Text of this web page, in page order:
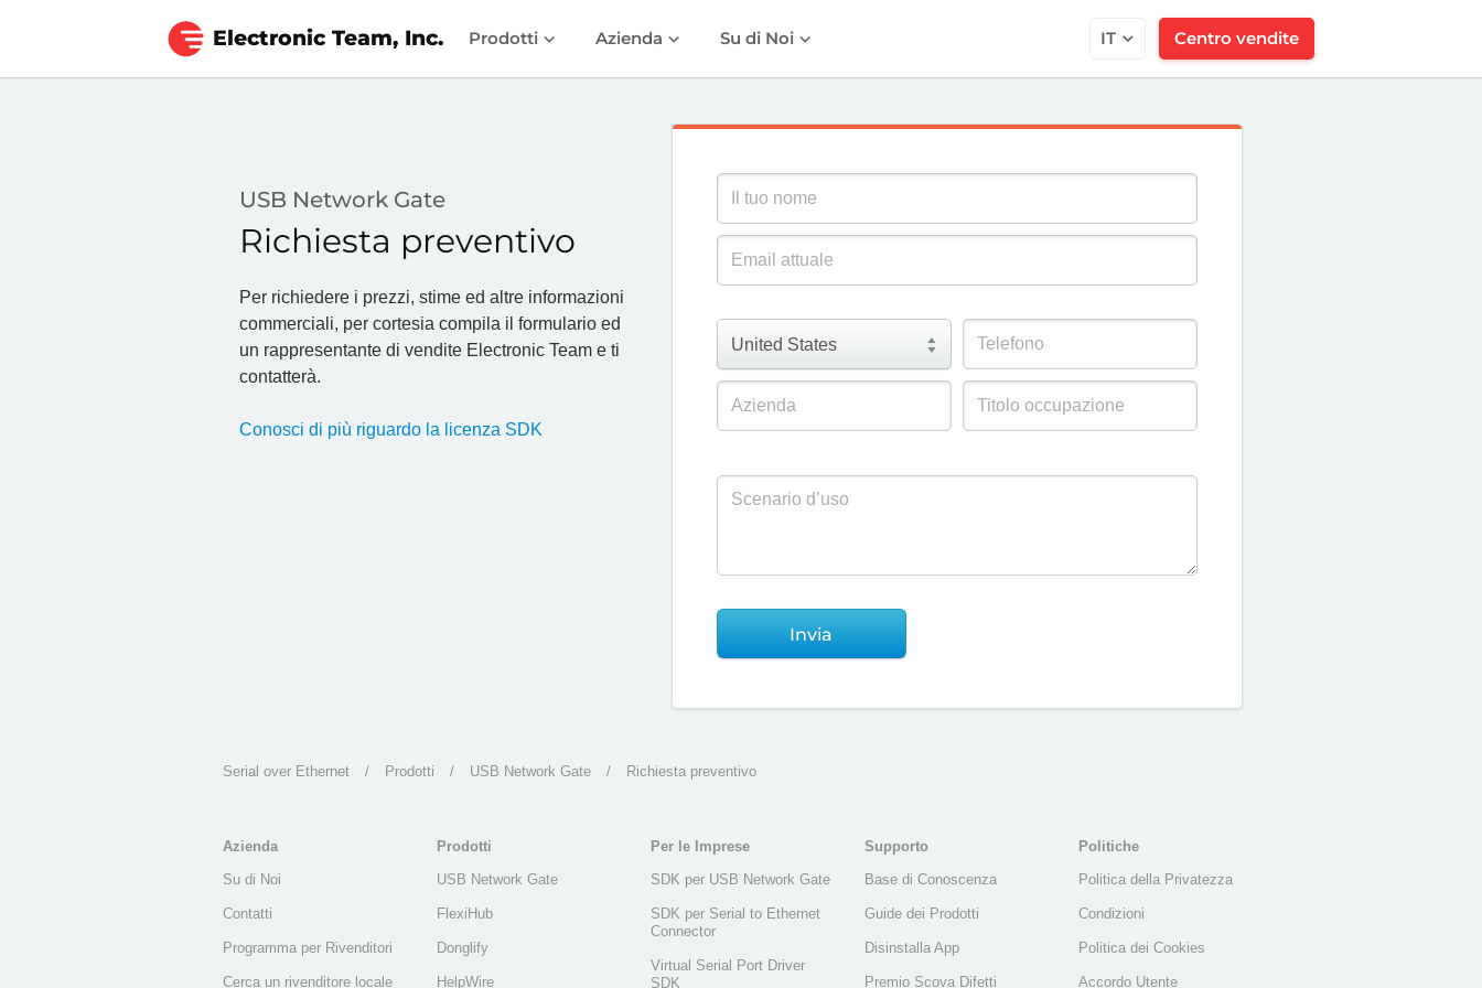
Electronic Team, Inc. IT Centro vendite
Prodotti Azienda Su di Noi
USB Network Gate
Richiesta preventivo
Per richiedere i prezzi, stime ed altre informazioni
commerciali, per cortesia compila il formulario ed
un rappresentante di vendite Electronic Team e ti
contatterà.
Conosci di più riguardo la licenza SDK
Invia
Serial over Ethernet / Prodotti / USB Network Gate / Richiesta preventivo
Azienda
Su di Noi
Contatti
Programma per Rivenditori
Cerca un rivenditore locale
Prodotti
USB Network Gate
FlexiHub
Donglify
HelpWire
Per le Imprese
SDK per USB Network Gate
SDK per Serial to Ethernet
Connector
Virtual Serial Port Driver
SDK
Supporto
Base di Conoscenza
Guide dei Prodotti
Disinstalla App
Premio Scova Difetti
Politiche
Politica della Privatezza
Condizioni
Politica dei Cookies
Accordo Utente